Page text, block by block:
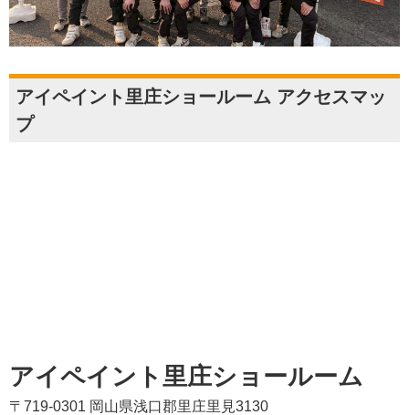
アイペイント里庄ショールーム アクセスマッ
プ
アイペイント里庄ショールーム
〒719-0301 岡山県浅口郡里庄里見3130